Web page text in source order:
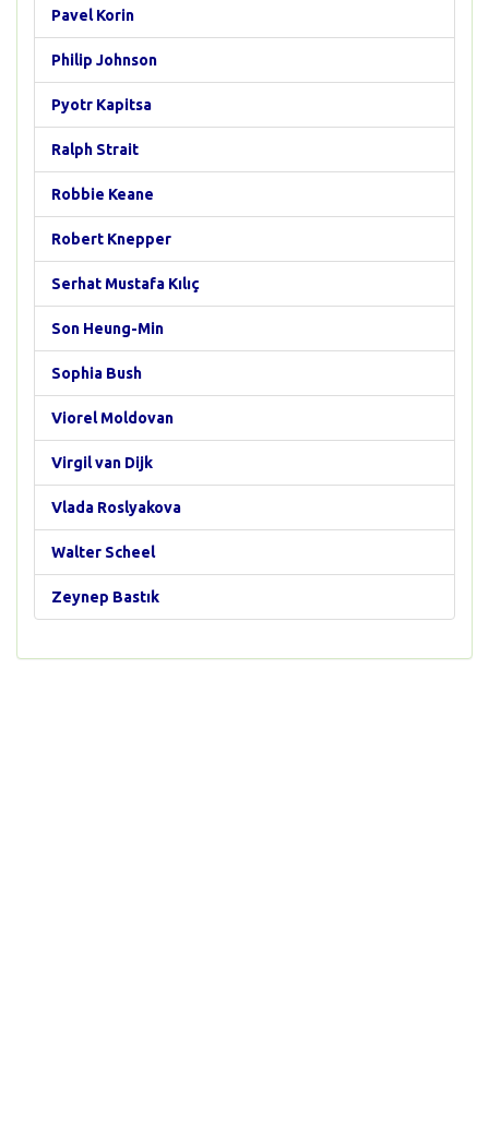
Pavel Korin
Philip Johnson
Pyotr Kapitsa
Ralph Strait
Robbie Keane
Robert Knepper
Serhat Mustafa Kılıç
Son Heung-Min
Sophia Bush
Viorel Moldovan
Virgil van Dijk
Vlada Roslyakova
Walter Scheel
Zeynep Bastık